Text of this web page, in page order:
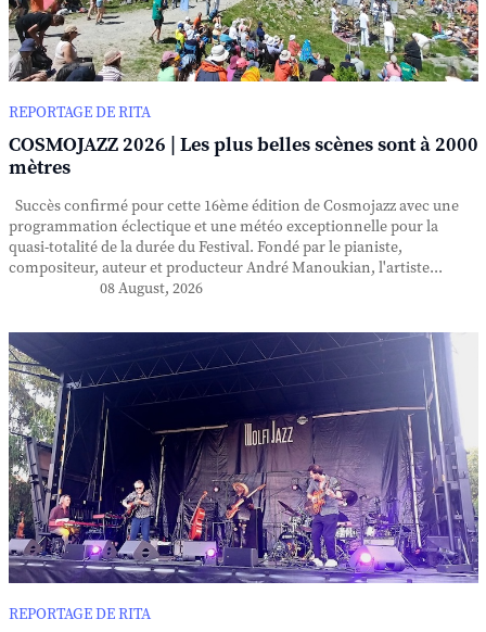
REPORTAGE DE RITA
COSMOJAZZ 2026 | Les plus belles scènes sont à 2000
mètres
Succès confirmé pour cette 16ème édition de Cosmojazz avec une
programmation éclectique et une météo exceptionnelle pour la
quasi-totalité de la durée du Festival. Fondé par le pianiste,
compositeur, auteur et producteur André Manoukian, l'artiste...
08 August, 2026
REPORTAGE DE RITA